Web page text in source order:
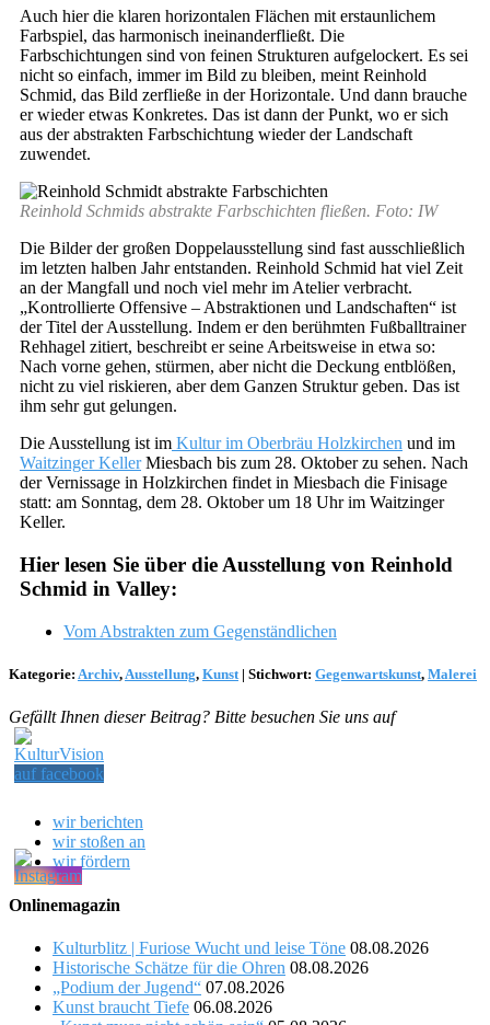
Auch hier die klaren horizontalen Flächen mit erstaunlichem
Farbspiel, das harmonisch ineinanderfließt. Die
Farbschichtungen sind von feinen Strukturen aufgelockert. Es sei
nicht so einfach, immer im Bild zu bleiben, meint Reinhold
Schmid, das Bild zerfließe in der Horizontale. Und dann brauche
er wieder etwas Konkretes. Das ist dann der Punkt, wo er sich
aus der abstrakten Farbschichtung wieder der Landschaft
zuwendet.
Reinhold Schmids abstrakte Farbschichten fließen. Foto: IW
Die Bilder der großen Doppelausstellung sind fast ausschließlich
im letzten halben Jahr entstanden. Reinhold Schmid hat viel Zeit
an der Mangfall und noch viel mehr im Atelier verbracht.
„Kontrollierte Offensive – Abstraktionen und Landschaften“ ist
der Titel der Ausstellung. Indem er den berühmten Fußballtrainer
Rehhagel zitiert, beschreibt er seine Arbeitsweise in etwa so:
Nach vorne gehen, stürmen, aber nicht die Deckung entblößen,
nicht zu viel riskieren, aber dem Ganzen Struktur geben. Das ist
ihm sehr gut gelungen.
Die Ausstellung ist im Kultur im Oberbräu Holzkirchen und im
Waitzinger KellerMiesbach bis zum 28. Oktober zu sehen. Nach
der Vernissage in Holzkirchen findet in Miesbach die Finisage
statt: am Sonntag, dem 28. Oktober um 18 Uhr im Waitzinger
Keller.
Hier lesen Sie über die Ausstellung von Reinhold
Schmid in Valley:
Vom Abstrakten zum Gegenständlichen
Kategorie: Archiv,Ausstellung, Kunst| Stichwort: Gegenwartskunst, Malerei
Gefällt Ihnen dieser Beitrag? Bitte besuchen Sie uns auf
wir berichten
wir stoßen an
wir fördern
Onlinemagazin
Kulturblitz | Furiose Wucht und leise Töne 08.08.2026
Historische Schätze für die Ohren 08.08.2026
„Podium der Jugend“ 07.08.2026
Kunst braucht Tiefe 06.08.2026